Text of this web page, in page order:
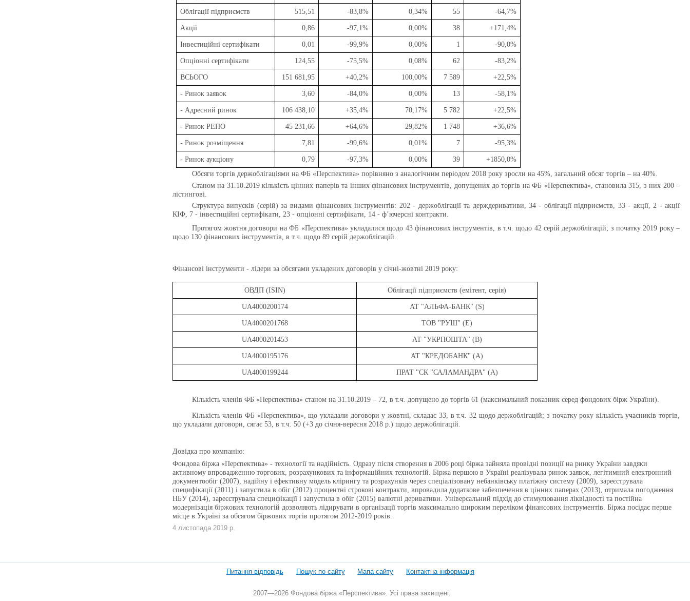
Облігації підприємств 515,51 -83,8% 0,34% 55 -64,7%
Акції 0,86 -97,1% 0,00% 38 +171,4%
Інвестиційні сертифікати 0,01 -99,9% 0,00% 1 -90,0%
Опціонні сертифікати 124,55 -75,5% 0,08% 62 -83,2%
ВСЬОГО 151 681,95 +40,2% 100,00% 7 589 +22,5%
- Ринок заявок 3,60 -84,0% 0,00% 13 -58,1%
- Адресний ринок 106 438,10 +35,4% 70,17% 5 782 +22,5%
- Ринок РЕПО 45 231,66 +64,6% 29,82% 1 748 +36,6%
- Ринок розміщення 7,81 -99,6% 0,01% 7 -95,3%
- Ринок аукціону 0,79 -97,3% 0,00% 39
+1850,0%
Обсяги торгів держоблігаціями на ФБ «Перспектива» порівняно з аналогічним періодом 2018 року зросли на 45%, загальний обсяг торгів – на 40%.
Станом на 31.10.2019 кількість цінних паперів та інших фінансових інструментів, допущених до торгів на ФБ «Перспектива»,становила 315, з них 200 –
лістингові.
Структура випусків (серій) за видами фінансових інструментів: 202 - держоблігації та держдеривативи, 34 - облігації підприємств, 33 - акції, 2 - акції
КІФ, 7 - інвестиційні сертифікати, 23 - опціонні сертифікати, 14 - ф’ючерсні контракти.
Протягом жовтня договори наФБ «Перспектива» укладалися щодо 43 фінансових інструментів, в т.ч. щодо 42 серій держоблігацій; з початку 2019 року –
щодо 130 фінансових інструментів, в т.ч. щодо 89 серій держоблігацій.
Фінансові інструменти - лідери за обсягами укладених договорів у січні-жовтні 2019 року:
ОВДП (ISIN) Облігації підприємств (емітент, серія)
UA4000200174 АТ "АЛЬФА-БАНК" (S)
UA4000201768 ТОВ "РУШ" (E)
UA4000201453 АТ "УКРПОШТА" (B)
UA4000195176 АТ "КРЕДОБАНК" (A)
UA4000199244 ПРАТ "СК "САЛАМАНДРА" (A)
Кількість членів ФБ «Перспектива» станом на 31.10.2019 – 72, в т.ч. допущено до торгів 61 (максимальний показник серед фондових бірж України).
Кількість членів ФБ «Перспектива», що укладали договори у жовтні, складає 33, в т.ч. 32 щодо держоблігацій; з початку року кількість учасників торгів,
що укладали договори, сягає 53, в т.ч. 50 (+3 до січня-вересня 2018 р.) щодо держоблігацій.
Довідка про компанію:
Фондова біржа «Перспектива» - технології та надійність. Одразу після створення в 2006 році біржа зайняла провідні позиції на ринку України завдяки
активному впровадженню торгових, розрахункових та інформаційних технологій. Біржа першою в Україні реалізувала ринок заявок, легітимний електронний
документообіг (2007), надійну і ефективну модель клірингу та розрахунків через спеціалізовану небанківську платіжну систему (2009), зареєструвала
специфікації (2011) і запустила в обіг (2012) процентні строкові контракти, впровадила додаткове забезпечення в цінних паперах (2013), отримала погодження
НБУ (2014), зареєструвала специфікації і запустила в обіг (2015) валютні деривативи. Універсальний підхід до стимулювання ліквідності та постійна
модернізація біржових технологій дозволяють лідирувати в організації торгів максимально широким переліком фінансових інструментів. Біржа посідає перше
місце в Україні за обсягом біржових торгів протягом 2012-2019 років.
4 листопада 2019 р.
Питання-відповідь Пошук по сайту Мапа сайту Контактна інформація
2007—2026 Фондова біржа «Перспектива». Усі права захищені.